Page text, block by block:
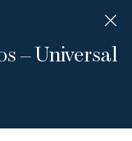
– Universal